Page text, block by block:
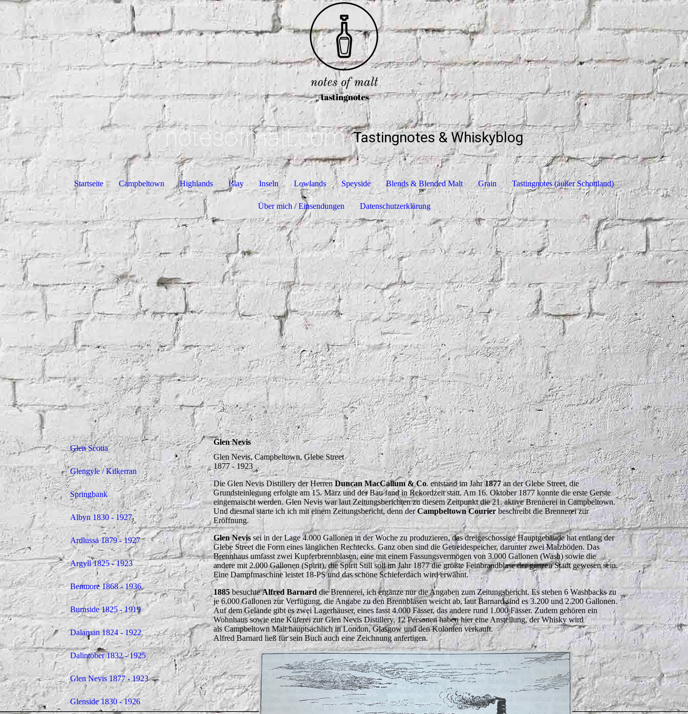
notesofmalt.com Tastingnotes & Whiskyblog
Startseite Campbeltown Highlands Islay Inseln Lowlands Speyside Blends & Blended Malt Grain Tastingnotes (außer Schottland)
Über mich / Einsendungen Datenschutzerklärung
Glen Scotia
Glengyle / Kilkerran
Springbank
Albyn 1830 - 1927
Ardlussa 1879 - 1927
Argyll 1825 - 1923
Benmore 1868 - 1936
Burnside 1825 - 1919
Dalaruan 1824 - 1922
Dalintober 1832 - 1925
Glen Nevis 1877 - 1923
Glenside 1830 - 1926
Glen Nevis
Glen Nevis, Campbeltown, Glebe Street
1877 - 1923
Die Glen Nevis Distillery der HerrenDuncan MacCallum & Co. entstand im Jahr1877an der Glebe Street, die
Grundsteinlegung erfolgte am 15. März und der Bau fand in Rekordzeit statt. Am 16. Oktober 1877 konnte die erste Gerste
eingemaischt werden. Glen Nevis war laut Zeitungsberichten zu diesem Zeitpunkt die 21. aktive Brennerei in Campbeltown.
Und diesmal starte ich ich mit einem Zeitungsbericht, denn derCampbeltown Courierbeschreibt die Brennerei zur
Eröffnung.
Glen Nevis sei in der Lage 4.000 Gallonen in der Woche zu produzieren, das dreigeschossige Hauptgebäude hat entlang der
Glebe Street die Form eines länglichen Rechtecks. Ganz oben sind die Getreidespeicher, darunter zwei Malzböden. Das
Brennhaus umfasst zwei Kupferbrennblasen, eine mit einem Fassungsvermögen von 3.000 Gallonen (Wash) sowie die
andere mit 2.000 Gallonen (Spirit), die Spirit Still soll im Jahr 1877 die größte Feinbrandblase der ganzen Stadt gewesen sein.
Eine Dampfmaschine leistet 18-PS und das schöne Schieferdach wird erwähnt.
1885 besuchteAlfred Barnarddie Brennerei, ich ergänze nur die Angaben zum Zeitungsbericht. Es stehen 6 Washbacks zu
je 6.000 Gallonen zur Verfügung, die Angabe zu den Brennblasen weicht ab, laut Barnard sind es 3.200 und 2.200 Gallonen.
Auf dem Gelände gibt es zwei Lagerhäuser, eines fasst 4.000 Fässer, das andere rund 1.000 Fässer. Zudem gehören ein
Wohnhaus sowie eine Küferei zur Glen Nevis Distillery. 12 Personen haben hier eine Anstellung, der Whisky wird
als Campbeltown Malt hauptsächlich in London, Glasgow und den Kolonien verkauft.
Alfred Barnard ließ für sein Buch auch eine Zeichnung anfertigen.